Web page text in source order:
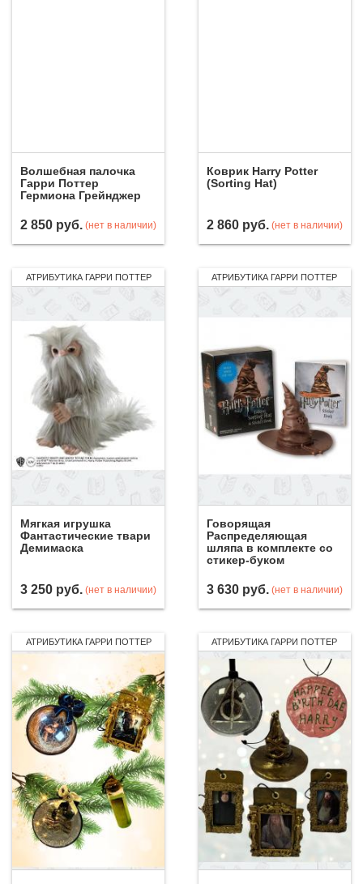
Волшебная палочка
Гарри Поттер
Гермиона Грейнджер
2 850 руб. (нет в наличии)
Коврик Harry Potter
(Sorting Hat)
2 860 руб. (нет в наличии)
АТРИБУТИКА ГАРРИ ПОТТЕР
Мягкая игрушка
Фантастические твари
Демимаска
3 250 руб. (нет в наличии)
АТРИБУТИКА ГАРРИ ПОТТЕР
Говорящая
Распределяющая
шляпа в комплекте со
стикер-буком
3 630 руб. (нет в наличии)
АТРИБУТИКА ГАРРИ ПОТТЕР АТРИБУТИКА ГАРРИ ПОТТЕР